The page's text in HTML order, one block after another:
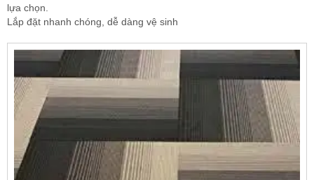
lựa chọn.
Lắp đặt nhanh chóng, dễ dàng vệ sinh